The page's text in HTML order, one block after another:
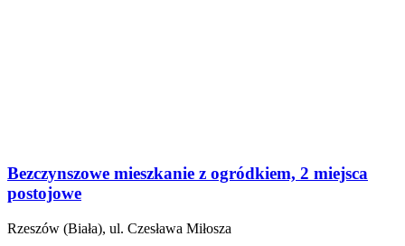
Bezczynszowe mieszkanie z ogródkiem, 2 miejsca
postojowe
Rzeszów (Biała), ul. Czesława Miłosza